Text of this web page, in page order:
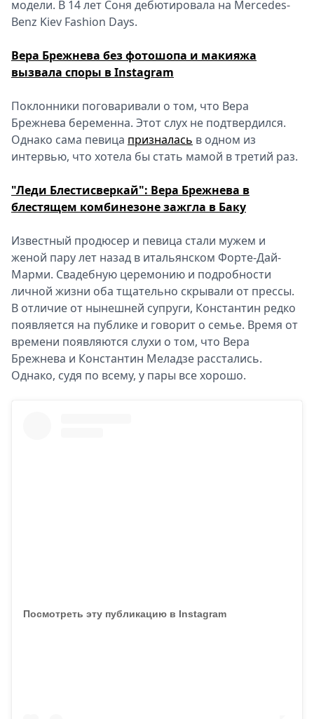
модели. В 14 лет Соня дебютировала на Mercedes-
Benz Kiev Fashion Days.
Вера Брежнева без фотошопа и макияжа
вызвала споры в Instagram
Поклонники поговаривали о том, что Вера
Брежнева беременна. Этот слух не подтвердился.
Однако сама певица призналась в одном из
интервью, что хотела бы стать мамой в третий раз.
"Леди Блестисверкай": Вера Брежнева в
блестящем комбинезоне зажгла в Баку
Известный продюсер и певица стали мужем и
женой пару лет назад в итальянском Форте-Дай-
Марми. Свадебную церемонию и подробности
личной жизни оба тщательно скрывали от прессы.
В отличие от нынешней супруги, Константин редко
появляется на публике и говорит о семье. Время от
времени появляются слухи о том, что Вера
Брежнева и Константин Меладзе расстались.
Однако, судя по всему, у пары все хорошо.
Посмотреть эту публикацию в Instagram